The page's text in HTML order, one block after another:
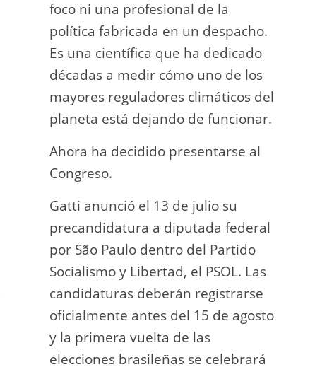
foco ni una profesional de la
política fabricada en un despacho.
Es una científica que ha dedicado
décadas a medir cómo uno de los
mayores reguladores climáticos del
planeta está dejando de funcionar.
Ahora ha decidido presentarse al
Congreso.
Gatti anunció el 13 de julio su
precandidatura a diputada federal
por São Paulo dentro del Partido
Socialismo y Libertad, el PSOL. Las
candidaturas deberán registrarse
oficialmente antes del 15 de agosto
y la primera vuelta de las
elecciones brasileñas se celebrará